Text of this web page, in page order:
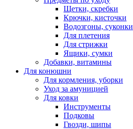
Щетки, скребки
Крючки, кисточки
Водозгоны, суконки
Для плетения
Для стрижки
Ящики, сумки
Добавки, витамины
Для конюшни
Для кормления, уборки
Уход за амуницией
Для ковки
Инструменты
Подковы
Гвозди, шипы